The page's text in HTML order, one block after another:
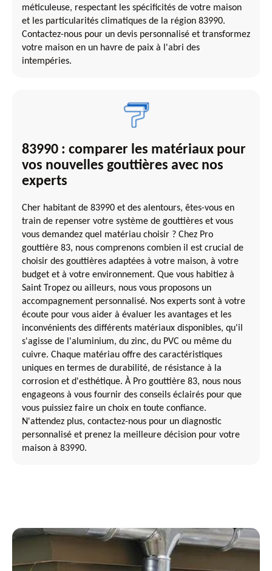
méticuleuse, respectant les spécificités de votre maison
et les particularités climatiques de la région 83990.
Contactez-nous pour un devis personnalisé et transformez
votre maison en un havre de paix à l'abri des
intempéries.
83990 : comparer les matériaux pour
vos nouvelles gouttières avec nos
experts
Cher habitant de 83990 et des alentours, êtes-vous en
train de repenser votre système de gouttières et vous
vous demandez quel matériau choisir ? Chez Pro
gouttière 83, nous comprenons combien il est crucial de
choisir des gouttières adaptées à votre maison, à votre
budget et à votre environnement. Que vous habitiez à
Saint Tropez ou ailleurs, nous vous proposons un
accompagnement personnalisé. Nos experts sont à votre
écoute pour vous aider à évaluer les avantages et les
inconvénients des différents matériaux disponibles, qu'il
s'agisse de l'aluminium, du zinc, du PVC ou même du
cuivre. Chaque matériau offre des caractéristiques
uniques en termes de durabilité, de résistance à la
corrosion et d'esthétique. À Pro gouttière 83, nous nous
engageons à vous fournir des conseils éclairés pour que
vous puissiez faire un choix en toute confiance.
N'attendez plus, contactez-nous pour un diagnostic
personnalisé et prenez la meilleure décision pour votre
maison à 83990.